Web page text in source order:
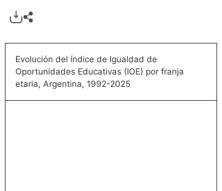
Evolución del índice de Igualdad de
Oportunidades Educativas (IOE) por franja
etaria, Argentina, 1992-2025